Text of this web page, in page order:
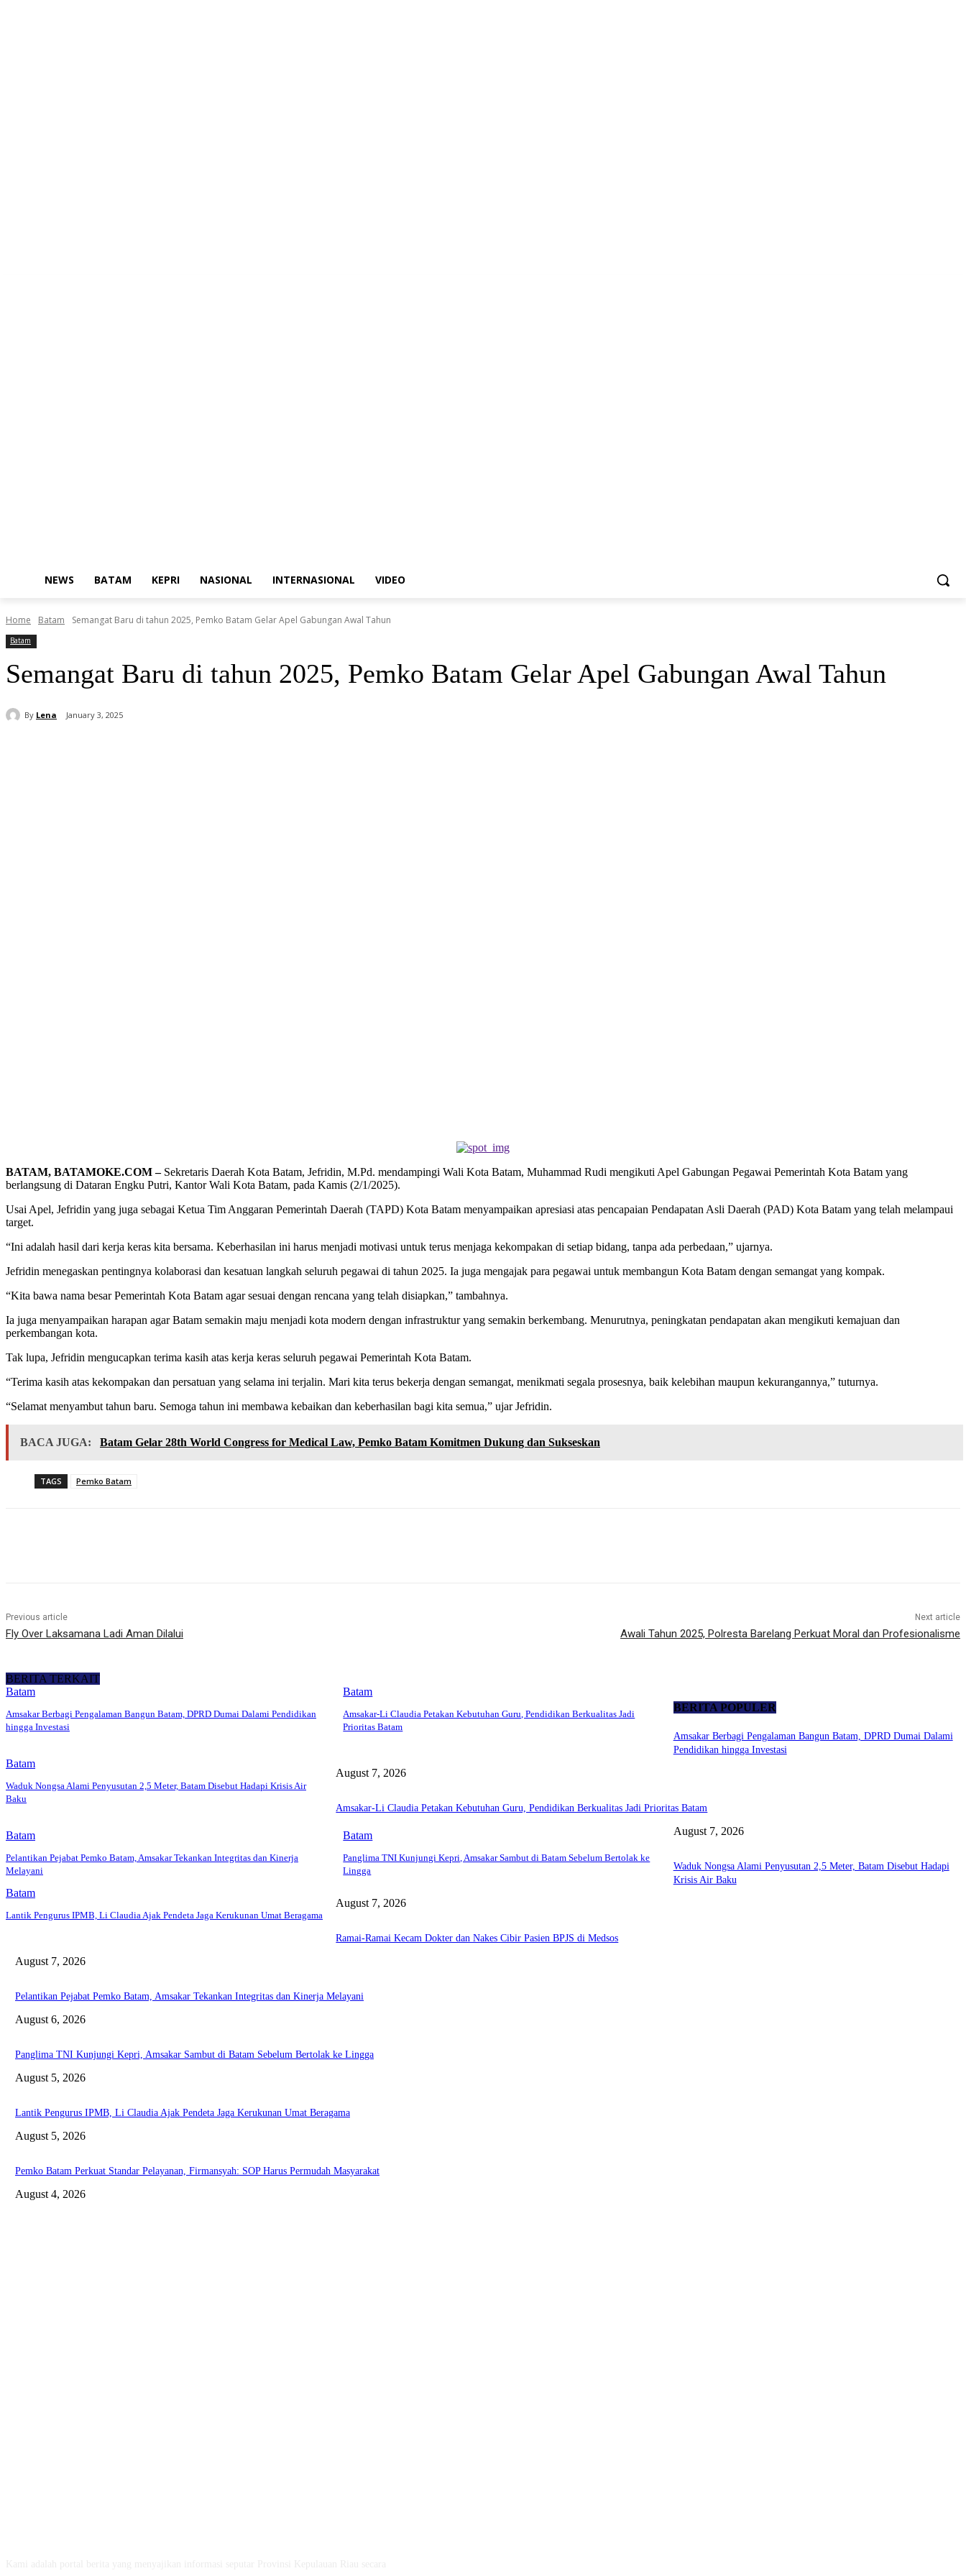
NEWS BATAM KEPRI NASIONAL INTERNASIONAL VIDEO
Home Batam Semangat Baru di tahun 2025, Pemko Batam Gelar Apel Gabungan Awal Tahun
Batam
Semangat Baru di tahun 2025, Pemko Batam Gelar Apel Gabungan Awal Tahun
By Lena January 3, 2025
BATAM, BATAMOKE.COM –Sekretaris Daerah Kota Batam, Jefridin, M.Pd. mendampingi Wali Kota Batam, Muhammad Rudi mengikuti Apel Gabungan Pegawai Pemerintah Kota Batam yang
berlangsung di Dataran Engku Putri, Kantor Wali Kota Batam, pada Kamis (2/1/2025).
Usai Apel, Jefridin yang juga sebagai Ketua Tim Anggaran Pemerintah Daerah (TAPD) Kota Batam menyampaikan apresiasi atas pencapaian Pendapatan Asli Daerah (PAD) Kota Batam yang telah melampaui
target.
“Ini adalah hasil dari kerja keras kita bersama. Keberhasilan ini harus menjadi motivasi untuk terus menjaga kekompakan di setiap bidang, tanpa ada perbedaan,” ujarnya.
Jefridin menegaskan pentingnya kolaborasi dan kesatuan langkah seluruh pegawai di tahun 2025. Ia juga mengajak para pegawai untuk membangun Kota Batam dengan semangat yang kompak.
“Kita bawa nama besar Pemerintah Kota Batam agar sesuai dengan rencana yang telah disiapkan,” tambahnya.
Ia juga menyampaikan harapan agar Batam semakin maju menjadi kota modern dengan infrastruktur yang semakin berkembang. Menurutnya, peningkatan pendapatan akan mengikuti kemajuan dan
perkembangan kota.
Tak lupa, Jefridin mengucapkan terima kasih atas kerja keras seluruh pegawai Pemerintah Kota Batam.
“Terima kasih atas kekompakan dan persatuan yang selama ini terjalin. Mari kita terus bekerja dengan semangat, menikmati segala prosesnya, baik kelebihan maupun kekurangannya,” tuturnya.
“Selamat menyambut tahun baru. Semoga tahun ini membawa kebaikan dan keberhasilan bagi kita semua,” ujar Jefridin.
BACA JUGA: Batam Gelar 28th World Congress for Medical Law, Pemko Batam Komitmen Dukung dan Sukseskan
TAGS Pemko Batam
Previous article
Fly Over Laksamana Ladi Aman Dilalui
Next article
Awali Tahun 2025, Polresta Barelang Perkuat Moral dan Profesionalisme
BERITA TERKAIT
Batam
Amsakar Berbagi Pengalaman Bangun Batam, DPRD Dumai Dalami Pendidikan
hingga Investasi
Batam
Amsakar-Li Claudia Petakan Kebutuhan Guru, Pendidikan Berkualitas Jadi
Prioritas Batam
Batam
Waduk Nongsa Alami Penyusutan 2,5 Meter, Batam Disebut Hadapi Krisis Air
Baku
Batam
Pelantikan Pejabat Pemko Batam, Amsakar Tekankan Integritas dan Kinerja
Melayani
Batam
Panglima TNI Kunjungi Kepri, Amsakar Sambut di Batam Sebelum Bertolak ke
Lingga
Batam
Lantik Pengurus IPMB, Li Claudia Ajak Pendeta Jaga Kerukunan Umat Beragama
BERITA POPULER
Amsakar Berbagi Pengalaman Bangun Batam, DPRD Dumai Dalami
Pendidikan hingga Investasi
August 7, 2026
Amsakar-Li Claudia Petakan Kebutuhan Guru, Pendidikan Berkualitas Jadi Prioritas Batam
August 7, 2026
Waduk Nongsa Alami Penyusutan 2,5 Meter, Batam Disebut Hadapi
Krisis Air Baku
August 7, 2026
Ramai-Ramai Kecam Dokter dan Nakes Cibir Pasien BPJS di Medsos
August 7, 2026
Pelantikan Pejabat Pemko Batam, Amsakar Tekankan Integritas dan Kinerja Melayani
August 6, 2026
Panglima TNI Kunjungi Kepri, Amsakar Sambut di Batam Sebelum Bertolak ke Lingga
August 5, 2026
Lantik Pengurus IPMB, Li Claudia Ajak Pendeta Jaga Kerukunan Umat Beragama
August 5, 2026
Pemko Batam Perkuat Standar Pelayanan, Firmansyah: SOP Harus Permudah Masyarakat
August 4, 2026